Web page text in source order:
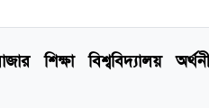
শিক্ষা বিশ্ববিদ্যালয়